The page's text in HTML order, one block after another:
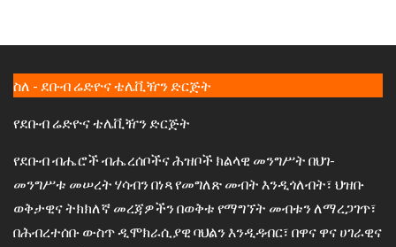
ስለ - ደቡብ ሬድዮና ቴሌቪዥን ድርጅት
የደቡብ ሬድዮና ቴሌቪዥን ድርጅት
የደቡብ ብሔሮች ብሔረሰቦችና ሕዝቦች ክልላዊ መንግሥት በህገ-
መንግሥቱ መሠረት ሃሳብን በነጻ የመግለጽ መብት እንዲጎለብት፣ ህዝቡ
ወቅታዊና ትክክለኛ መረጃዎችን በወቅቱ የማግኘት መብቱን ለማረጋገጥ፣
በሕብረተሰቡ ውስጥ ዲሞክራሲያዊ ባህልን እንዲዳብር፣ በዋና ዋና ሀገራዊና